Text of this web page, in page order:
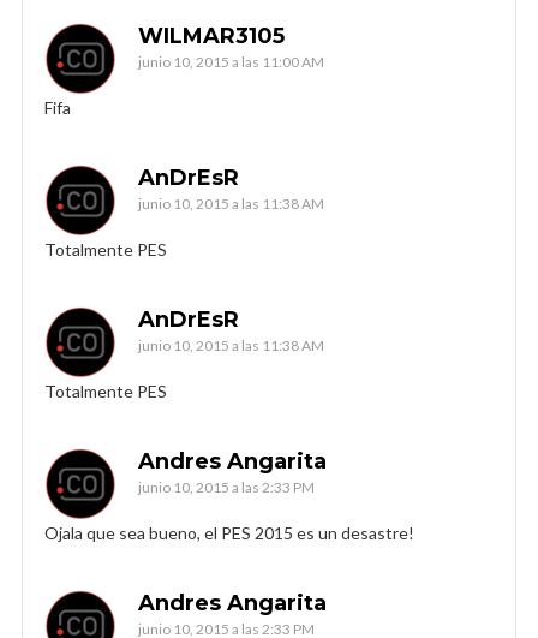
WILMAR3105
junio 10, 2015 a las 11:00 AM
Fifa
AnDrEsR
junio 10, 2015 a las 11:38 AM
Totalmente PES
AnDrEsR
junio 10, 2015 a las 11:38 AM
Totalmente PES
Andres Angarita
junio 10, 2015 a las 2:33 PM
Ojala que sea bueno, el PES 2015 es un desastre!
Andres Angarita
junio 10, 2015 a las 2:33 PM